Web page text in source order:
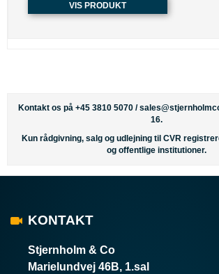
VIS PRODUKT
Kontakt os på +45 3810 5070 /
16.
Kun rådgivning, salg og udlejning til CVR
og offentlige institutioner.
KONTAKT
Stjernholm & Co
Marielundvej 46B, 1.sal